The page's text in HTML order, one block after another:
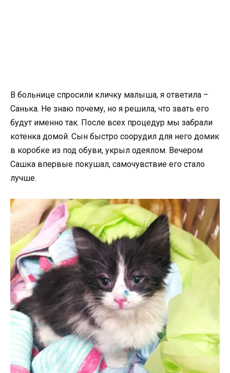
В больнице спросили кличку малыша, я ответила –
Санька. Не знаю почему, но я решила, что звать его
будут именно так. После всех процедур мы забрали
котенка домой. Сын быстро соорудил для него домик
в коробке из под обуви, укрыл одеялом. Вечером
Сашка впервые покушал, самочувствие его стало
лучше.